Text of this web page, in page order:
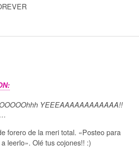
YEEEAAAAAAAAAAAA!!
forero de la meri total. «Posteo para
leerlo». Olé tus cojones!! :)